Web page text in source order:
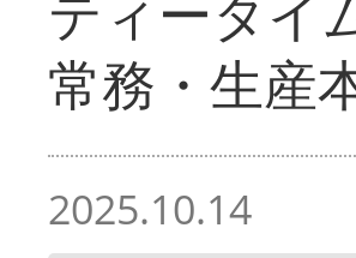
常務・生産
2025.10.14